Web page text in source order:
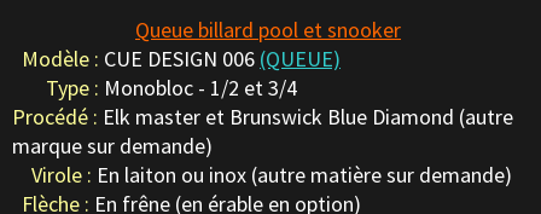
Queue billard pool et snooker
Modèle : CUE DESIGN 006 (QUEUE)
Type : Monobloc - 1/2 et 3/4
Procédé : Elk master et Brunswick Blue Diamond (autre
marque sur demande)
Virole : En laiton ou inox (autre matière sur demande)
Flèche : En frêne (en érable en option)